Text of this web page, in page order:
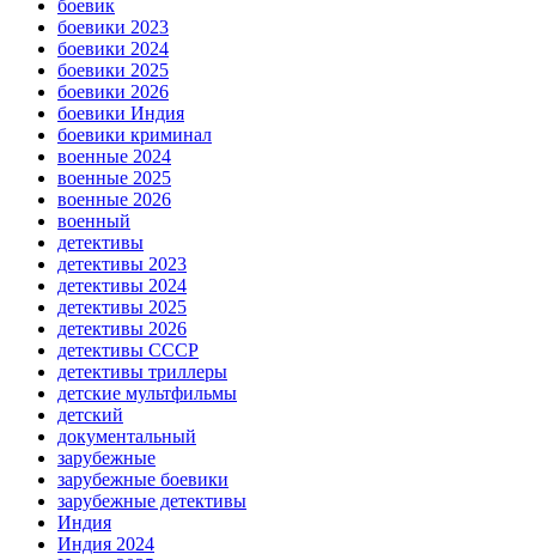
боевик
боевики 2023
боевики 2024
боевики 2025
боевики 2026
боевики Индия
боевики криминал
военные 2024
военные 2025
военные 2026
военный
детективы
детективы 2023
детективы 2024
детективы 2025
детективы 2026
детективы СССР
детективы триллеры
детские мультфильмы
детский
документальный
зарубежные
зарубежные боевики
зарубежные детективы
Индия
Индия 2024